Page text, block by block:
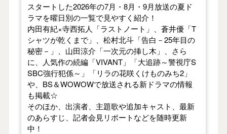
スタートした2026年の7月・8月・9月放送の夏ド
ラマを曜日別の一覧で見やすく紹介！
内田有紀×寺西拓人「ラストノート」、蒼井優「T
シャツが乾くまで」、松村北斗「告白－25年目の
秘密－」、山田涼介「一次元の挿し木」、さら
に、人気作の続編「VIVANT」「大追跡～警視庁S
SBC強行犯係～」「リラの花咲くけものみち2」
や、BS＆WOWOWで放送される新ドラマの情報
も掲載☆
そのほか、出演者、主題歌や追加キャスト、最新
のあらすじ、記者会見リポートなどを随時更新
中！